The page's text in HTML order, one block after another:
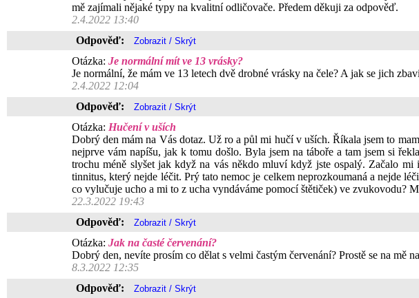
mě zajímali nějaké typy na kvalitní odličovače. Předem děkuji za odpověď.
2.4.2022 13:40
Odpověď:
Otázka: Je normální mít ve 13 vrásky?
Je normální, že mám ve 13 letech dvě drobné vrásky na čele? A jak se jich
2.4.2022 12:04
Odpověď:
Otázka: Hučení v uších
Dobrý den mám na Vás dotaz. Už ro a půl mi hučí v uších. Říkala jsem to
nejprve vám napíšu, jak k tomu došlo. Byla jsem na táboře a tam jsem si
trochu méně slyšet jak když na vás někdo mluví když jste ospalý. Začalo
tinnitus, který nejde léčit. Prý tato nemoc je celkem neprozkoumaná a nejde
co vylučuje ucho a mi to z ucha vyndáváme pomocí štětiček) ve zvukovodu?
22.3.2022 19:43
Odpověď:
Otázka: Jak na časté červenání?
Dobrý den, nevíte prosím co dělat s velmi častým červenání? Prostě se na mě
8.3.2022 12:35
Odpověď: